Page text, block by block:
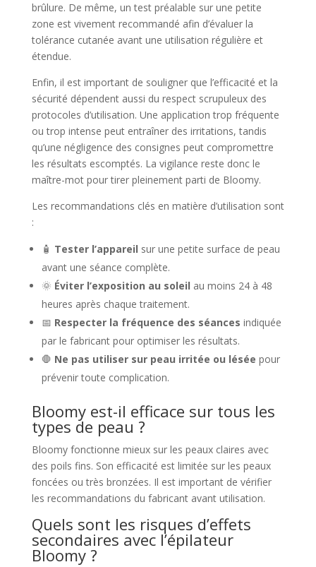
brûlure. De même, un test préalable sur une petite
zone est vivement recommandé afin d’évaluer la
tolérance cutanée avant une utilisation régulière et
étendue.
Enfin, il est important de souligner que l’efficacité et la
sécurité dépendent aussi du respect scrupuleux des
protocoles d’utilisation. Une application trop fréquente
ou trop intense peut entraîner des irritations, tandis
qu’une négligence des consignes peut compromettre
les résultats escomptés. La vigilance reste donc le
maître-mot pour tirer pleinement parti de Bloomy.
Les recommandations clés en matière d’utilisation sont
:
🧴 Tester l’appareil sur une petite surface de peau
avant une séance complète.
🌞 Éviter l’exposition au soleil au moins 24 à 48
heures après chaque traitement.
📅 Respecter la fréquence des séances indiquée
par le fabricant pour optimiser les résultats.
🛑 Ne pas utiliser sur peau irritée ou lésée pour
prévenir toute complication.
Bloomy est-il efficace sur tous les
types de peau ?
Bloomy fonctionne mieux sur les peaux claires avec
des poils fins. Son efficacité est limitée sur les peaux
foncées ou très bronzées. Il est important de vérifier
les recommandations du fabricant avant utilisation.
Quels sont les risques d’effets
secondaires avec l’épilateur
Bloomy ?